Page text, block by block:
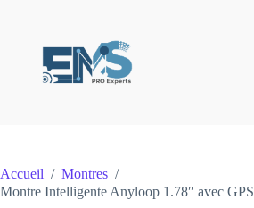
Accueil / Montres /
Montre Intelligente Anyloop 1.78″ avec GPS